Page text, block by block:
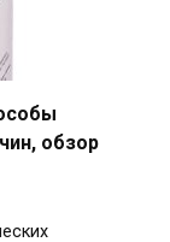
обзор